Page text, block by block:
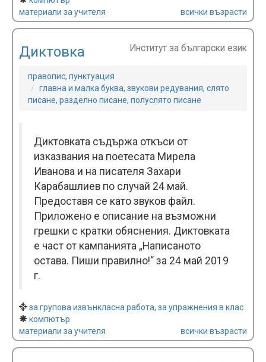
материали за учителя
всички възрасти
Диктовка Институт за български език
правопис, пунктуация
главна и малка буква, звукови редувания, слято
писане, разделно писане, полуслято писане
Диктовката съдържа откъси от
изказвания на поетесата Мирела
Иванова и на писателя Захари
Карабашлиев по случай 24 май.
Предоставя се като звуков файл.
Приложено е описание на възможни
грешки с кратки обяснения. Диктовката
е част от кампанията „Написаното
остава. Пиши правилно!“ за 24 май 2019
г.
за групова извънкласна работа, за упражнения в клас
компютър
материали за учителя
всички възрасти